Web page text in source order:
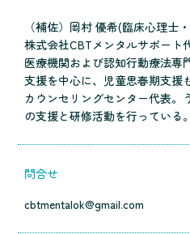
（補佐）岡村 優希(臨床心理士
株式会社CBTメンタルサポート
医療機関および認知行動療法専
支援を中心に、児童思春期支援
カウンセリングセンター代表。
の支援と研修活動を行っている。
問合せ
cbtmentalok@gmail.com